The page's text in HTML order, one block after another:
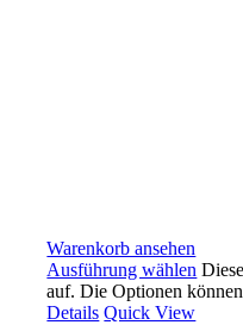
Warenkorb ansehen
Ausführung wählen
auf. Die Optionen
Details Quick View